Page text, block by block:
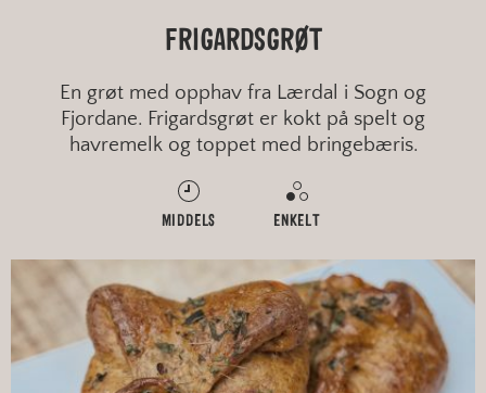
FRIGARDSGRØT
En grøt med opphav fra Lærdal i Sogn og
Fjordane. Frigardsgrøt er kokt på spelt og
havremelk og toppet med bringebæris.
MIDDELS ENKELT